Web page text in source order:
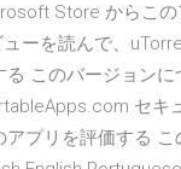
Store からこ
ーを読んで、
このバージョン
セキ
プリを評価する